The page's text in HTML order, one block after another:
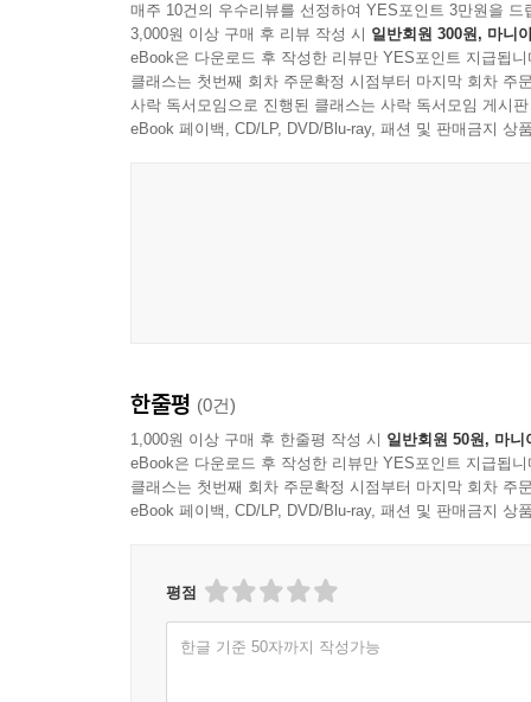
매주 10건의 우수리뷰를 선정하여 YES포인트 3만원을 드
3,000원 이상 구매 후 리뷰 작성 시 일반회원 300원, 마니
eBook은 다운로드 후 작성한 리뷰만 YES포인트 지급됩니
클래스는 첫번째 회차 주문확정 시점부터 마지막 회차 주
사락 독서모임으로 진행된 클래스는 사락 독서모임 게시
eBook 페이백, CD/LP, DVD/Blu-ray, 패션 및 판매금지 상
한줄평 (0건)
1,000원 이상 구매 후 한줄평 작성 시 일반회원 50원, 마니
eBook은 다운로드 후 작성한 리뷰만 YES포인트 지급됩니
클래스는 첫번째 회차 주문확정 시점부터 마지막 회차 주
eBook 페이백, CD/LP, DVD/Blu-ray, 패션 및 판매금지 상
평점
한글 기준 50자까지 작성가능